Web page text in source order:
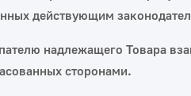
действующим
надлежащего Товара
сторонами.